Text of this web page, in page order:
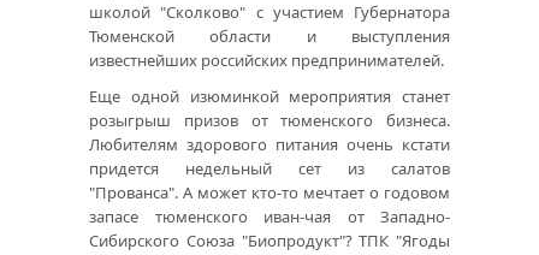
школой "Сколково" с участием Губернатора
Тюменской области и выступления
известнейших российских предпринимателей.
Еще одной изюминкой мероприятия станет
розыгрыш призов от тюменского бизнеса.
Любителям здорового питания очень кстати
придется недельный сет из салатов
"Прованса". А может кто-то мечтает о годовом
запасе тюменского иван-чая от Западно-
Сибирского Союза "Биопродукт"? ТПК "Ягоды